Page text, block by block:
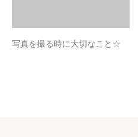
写真を撮る時に大切なこと☆